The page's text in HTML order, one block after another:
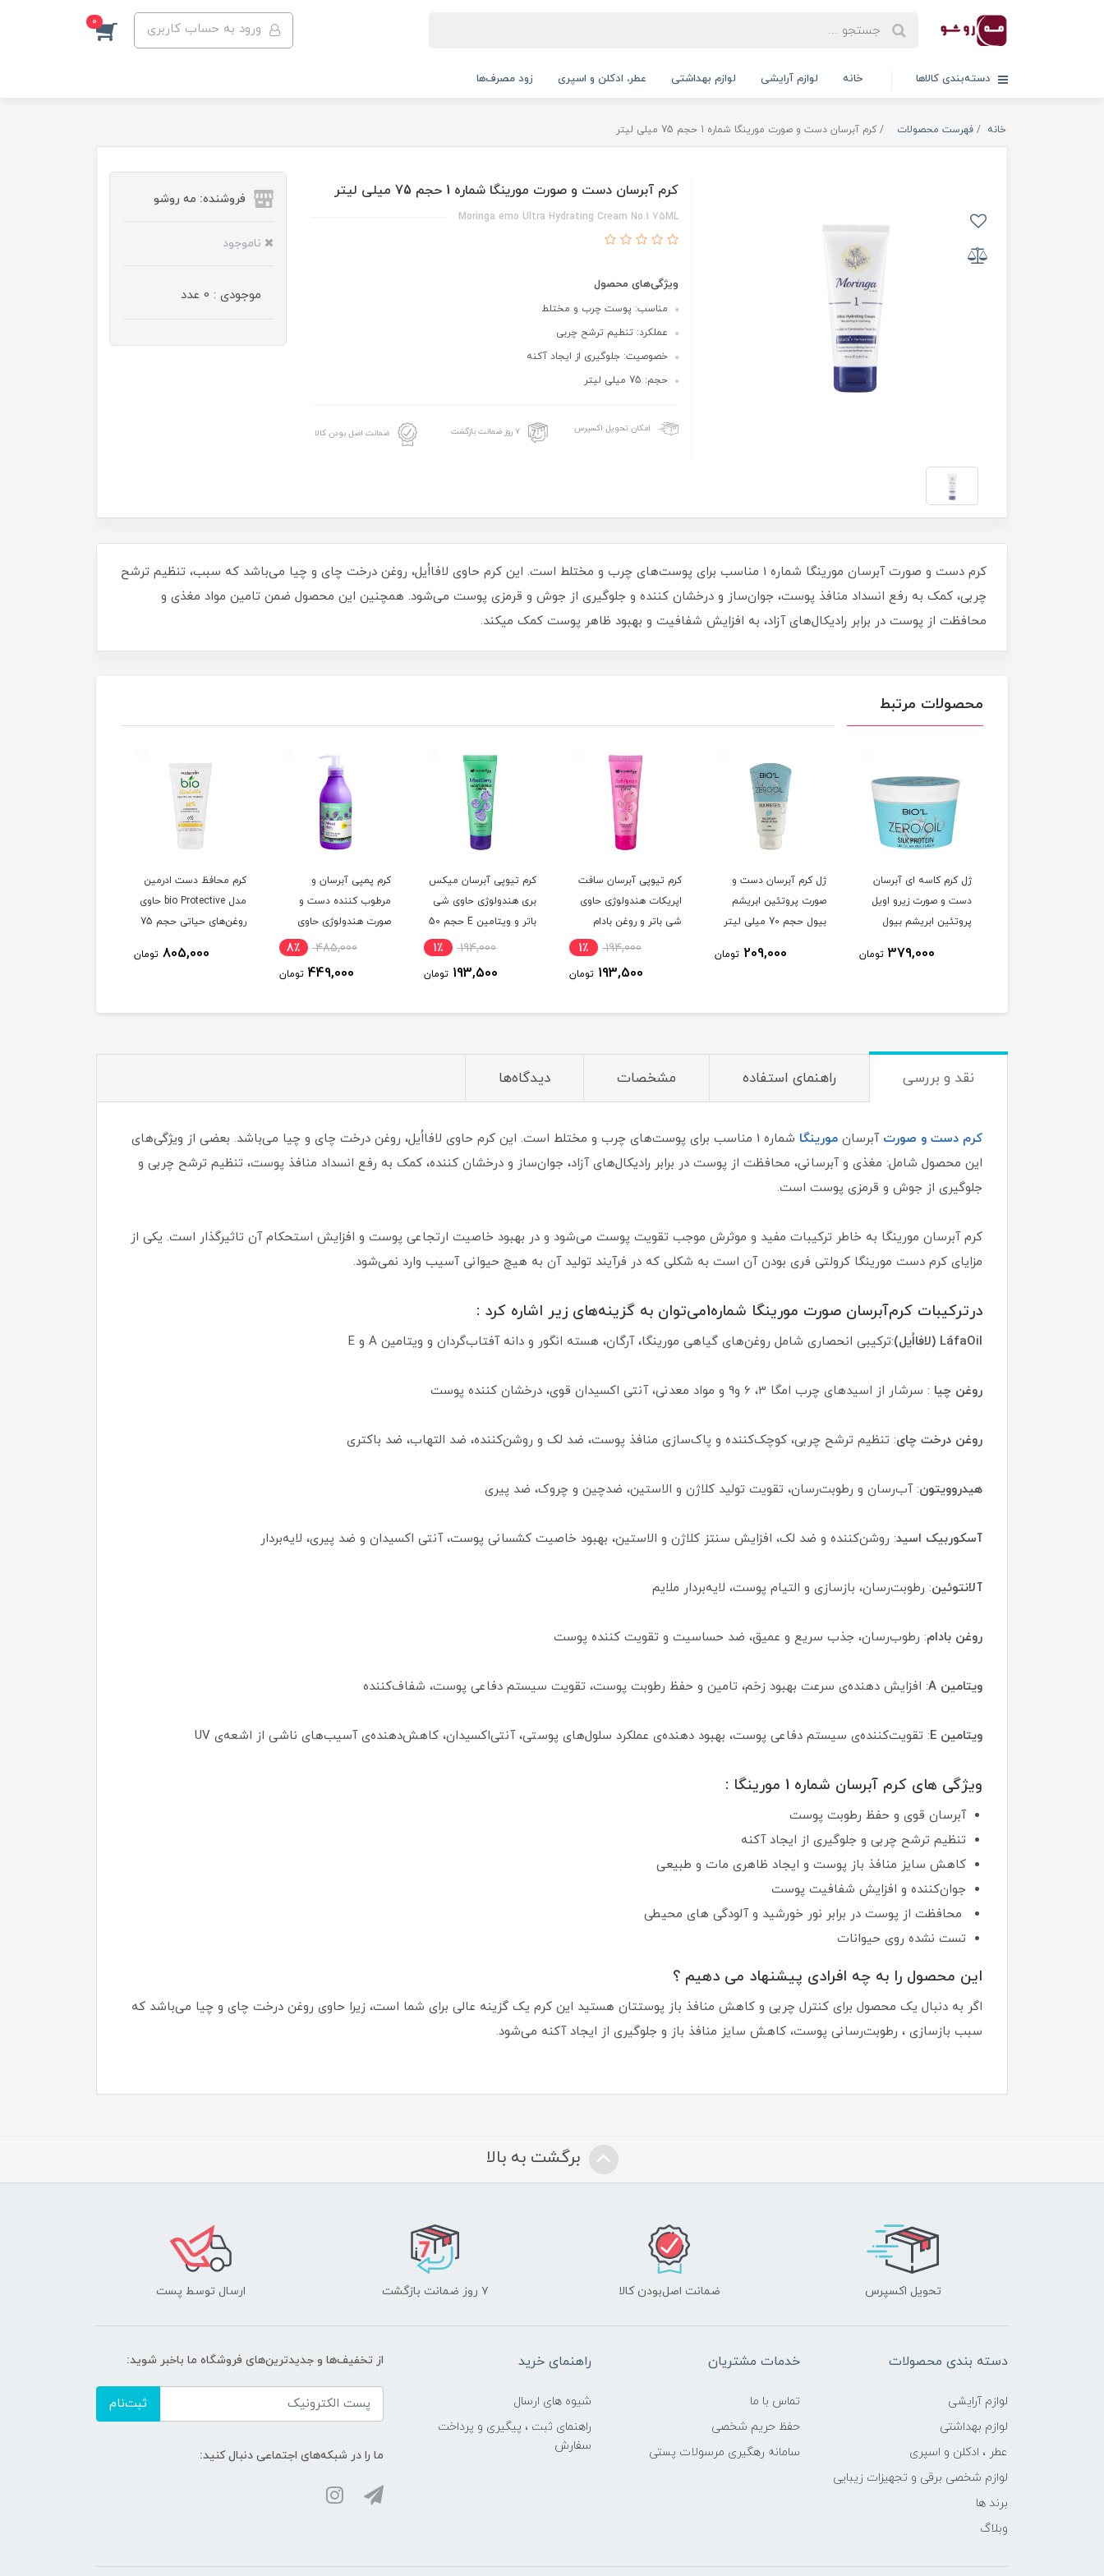
ورود به حساب کاربری 0
دسته‌بندی کالاها خانه لوازم آرایشی لوازم بهداشتی عطر، ادکلن و اسپری زود مصرف‌ها
خانه فهرست محصولات کرم آبرسان دست و صورت مورینگا شماره 1 حجم 75 میلی لیتر
کرم آبرسان دست و صورت مورینگا شماره 1 حجم 75 میلی لیتر
Moringa emo Ultra Hydrating Cream No.1 75ML
ویژگی‌های محصول
مناسب: پوست چرب و مختلط
عملکرد: تنطیم ترشح چربی
خصوصیت: جلوگیری از ایجاد آکنه
حجم: 75 میلی لیتر
امکان تحویل اکسپرس ۷ روز ضمانت بازگشت ضمانت اصل بودن کالا
فروشنده: مه رو‌شو
ناموجود
موجودی : 0 عدد
کرم دست و صورت آبرسان مورینگا شماره 1 مناسب برای پوست‌های چرب و مختلط است. این کرم حاوی لافااُیل، روغن درخت چای و چیا می‌باشد که سبب، تنظیم ترشح
چربی، کمک به رفع انسداد منافذ پوست، جوان‌ساز و درخشان کننده و جلوگیری از جوش و قرمزی پوست می‌شود. همچنین این محصول ضمن تامین مواد مغذی و
محافظت از پوست در برابر رادیکال‌های آزاد، به افزایش شفافیت و بهبود ظاهر پوست کمک می­کند.
محصولات مرتبط
ژل کرم کاسه ای آبرسان
دست و صورت زیرو اویل
پروتئین ابریشم بیول
379,000 تومان
ژل کرم آبرسان دست و
صورت پروتئین ابریشم
بیول حجم 70 میلی لیتر
209,000 تومان
کرم تیوپی آبرسان سافت
اپریکات هندولوژی حاوی
شی باتر و روغن بادام
194,000 1٪
193,500 تومان
کرم تیوپی آبرسان میکس
بری هندولوژی حاوی شی
باتر و ویتامین E حجم 50
194,000 1٪
193,500 تومان
کرم پمپی آبرسان و
مرطوب کننده دست و
صورت هندولوژی حاوی
شی باتر و ویتامین E 485,000 8٪
449,000 تومان
کرم محافظ دست ادرمین
مدل bio Protective حاوی
روغن‌های حیاتی حجم 75
805,000 تومان
نقد و بررسی راهنمای استفاده مشخصات دیدگاه‌ها
کرم دست و صورت آبرسان مورینگا
شماره 1 مناسب برای پوست‌های چرب و مختلط است. این کرم حاوی لافااُیل، روغن درخت چای و چیا می‌باشد. بعضی از ویژگی‌های
این محصول شامل: مغذی و آبرسانی، محافظت از پوست در برابر رادیکال‌های آزاد، جوان‌ساز و درخشان کننده، کمک به رفع انسداد منافذ پوست، تنظیم ترشح چربی و
جلوگیری از جوش و قرمزی پوست است.
کرم آبرسان مورینگا به خاطر ترکیبات مفید و موثرش موجب تقویت پوست می‌شود و در بهبود خاصیت ارتجاعی پوست و افزایش استحکام آن تاثیرگذار است. یکی از
مزایای کرم دست مورینگا کرولتی فری بودن آن است به شکلی که در فرآیند تولید آن به هیچ حیوانی آسیب وارد نمی‌شود.
درترکیبات کرم‌آبرسان صورت مورینگا شماره1می‌توان به گزینه‌های زیر اشاره کرد :
LáfaOil (لافااُیل) :ترکیبی انحصاری شامل روغن‌های گیاهی مورینگا، آرگان، هسته انگور و دانه آفتاب‌گردان و ویتامین A و E
روغن چیا : سرشار از اسیدهای چرب امگا 3، 6 و9 و مواد معدنی، آنتی اکسیدان قوی، درخشان کننده پوست
روغن درخت چای: تنظیم ترشح چربی، کوچک‌کننده و پاک‌سازی منافذ پوست، ضد لک و روشن‌کننده، ضد التهاب، ضد باکتری
هیدروویتون: آب‌رسان و رطوبت‌رسان، تقویت تولید کلاژن و الاستین، ضدچین و چروک، ضد پیری
آسکوربیک اسید: روشن‌کننده و ضد لک، افزایش سنتز کلاژن و الاستین، بهبود خاصیت کشسانی پوست، آنتی اکسیدان و ضد پیری، لایه‌بردار
آلانتوئین: رطوبت‌رسان، بازسازی و التیام پوست، لایه‌بردار ملایم
روغن بادام: رطوب‌رسان، جذب سریع و عمیق، ضد حساسیت و تقویت کننده پوست
ویتامین A : افزایش‌ دهنده‌ی سرعت بهبود زخم، تامین و حفظ رطوبت پوست، تقویت سیستم دفاعی پوست، شفاف‌کننده
ویتامین E : تقویت‌کننده‌ی سیستم دفاعی پوست، بهبود دهنده‌ی عملکرد سلول‌های پوستی، آنتی‌اکسیدان، کاهش‌دهنده‌ی آسیب‌های ناشی از اشعه‌ی UV
ویژگی های کرم آبرسان شماره 1 مورینگا :
آبرسان قوی و حفظ رطوبت پوست
تنظیم ترشح چربی و جلوگیری از ایجاد آکنه
کاهش سایز منافذ باز پوست و ایجاد ظاهری مات و طبیعی
جوان‌کننده و افزایش شفافیت پوست
محافظت از پوست در برابر نور خورشید و آلودگی‌ های محیطی
تست نشده روی حیوانات
این محصول را به چه افرادی پیشنهاد می دهیم ؟
اگر به دنبال یک محصول برای کنترل چربی و کاهش منافذ باز پوستتان هستید این کرم یک گزینه عالی برای شما است، زیرا حاوی روغن درخت چای و چیا می‌باشد که
سبب بازسازی ، رطوبت‌رسانی پوست، کاهش سایز منافذ باز و جلوگیری از ایجاد آکنه می‌شود.
برگشت به بالا
تحویل اکسپرس ضمانت اصل‌بودن کالا ۷ روز ضمانت بازگشت ارسال توسط پست
دسته بندی محصولات
لوازم آرایشی
لوازم بهداشتی
عطر ، ادکلن و اسپری
لوازم شخصی برقی و تجهیزات زیبایی
برند ها
وبلاگ
خدمات مشتریان
تماس با ما
حفظ حریم شخصی
سامانه رهگیری مرسولات پستی
راهنمای خرید
شیوه های ارسال
راهنمای ثبت ، پیگیری و پرداخت
سفارش
از تخفیف‌ها و جدیدترین‌های فروشگاه ما باخبر شوید:
ثبت‌نام
ما را در شبکه‌های اجتماعی دنبال کنید: